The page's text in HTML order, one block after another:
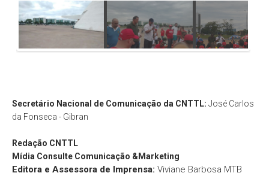
Secretário Nacional de Comunicação da CNTTL: José Carlos
da Fonseca - Gibran
Redação CNTTL
Mídia Consulte Comunicação &Marketing
Editora e Assessora de Imprensa: Viviane Barbosa MTB